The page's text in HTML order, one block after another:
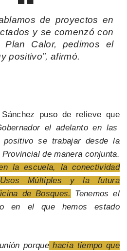
de proyectos en
y se comenzó con
Calor, pedimos el
positivo”, afirmó.
puso de relieve que
el adelanto en las
se trabajar desde la
de manera conjunta.
la escuela, la conectividad
Múltiples y la futura
de Bosques.
Tenemos el
en el que hemos estado
porque hacía tiempo que